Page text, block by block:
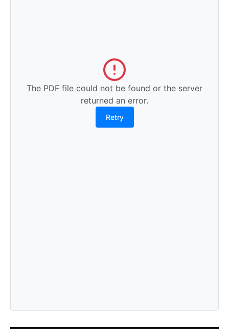
The PDF file could not be found or the server
returned an error.
Retry